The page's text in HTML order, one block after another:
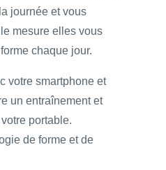
journée et vous
mesure elles vous
chaque jour.
votre smartphone et
un entraînement et
portable.
de forme et de